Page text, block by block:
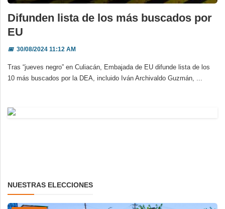
Difunden lista de los más buscados por
EU
📅30/08/2024 11:12 AM
Tras “jueves negro” en Culiacán, Embajada de EU difunde lista de los
10 más buscados por la DEA, incluido Iván Archivaldo Guzmán, ...
NUESTRAS ELECCIONES